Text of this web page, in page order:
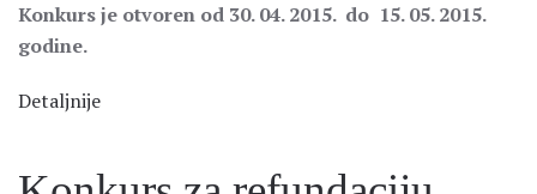
Konkurs je otvoren od 30. 04. 2015. do 15. 05. 2015.
godine.
Detaljnije